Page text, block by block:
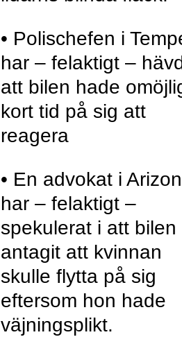
• Polischefen i
har – felaktigt –
att bilen hade
kort tid på sig att
reagera
• En advokat i
har – felaktigt –
spekulerat i att bilen
antagit att kvinnan
skulle flytta på sig
eftersom hon hade
väjningsplikt.